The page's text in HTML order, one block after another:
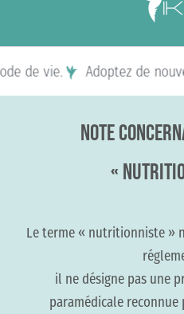
de vie. Adoptez de
NOTE
«
Le terme « nutritionniste »
il ne désigne pas une
paramédicale